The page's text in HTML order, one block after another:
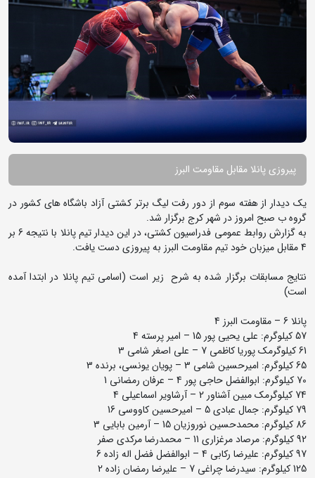
پیروزی پانلا مقابل مقاومت البرز
یک دیدار از هفته سوم از دور رفت لیگ برتر کشتی آزاد باشگاه های کشور در
گروه ب صبح امروز در شهر کرج برگزار شد.
به گزارش روابط عمومی فدراسیون کشتی، در این دیدار تیم پانلا با نتیجه 6 بر
4 مقابل میزبان خود تیم مقاومت البرز به پیروزی دست یافت.
نتایج مسابقات برگزار شده به شرح زیر است (اسامی تیم پانلا در ابتدا آمده
است)
پانلا 6 – مقاومت البرز 4
57 کیلوگرم: علی یحیی پور 15 – امیر پرسته 4
61 کیلوگرمک پوریا کاظمی 7 – علی اصغر شامی 3
65 کیلوگرم: امیرحسین شامی 3 – پویان یونسی، برنده 3
70 کیلوگرم: ابوالفضل حاجی پور 4 – عرفان رمضانی 1
74 کیلوگرمک مبین آشناور 2 – آرشاویر اسماعیلی 4
79 کیلوگرم: جمال عبادی 5 – امیرحسین کاووسی 16
86 کیلوگرم: محمدحسین نوروزیان 15 – آرمین بابایی 3
92 کیلوگرم: مرصاد مرغزاری 11 – محمدرضا مرکدی صفر
97 کیلوگرم: علیرضا رکابی 4 – ابوالفضل فضل اله زاده 6
125 کیلوگرم: سیدرضا چراغی 7 – علیرضا رمضان زاده 2